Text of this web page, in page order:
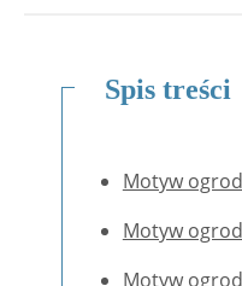
Spis treści
Motyw
Motyw
Motyw